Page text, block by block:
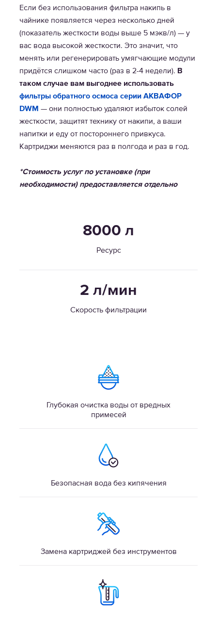
Если без использования фильтра накипь в
чайнике появляется через несколько дней
(показатель жесткости воды выше 5 мэкв/л) — у
вас вода высокой жесткости. Это значит, что
менять или регенерировать умягчающие модули
придётся слишком часто (раз в 2-4 недели). В
таком случае вам выгоднее использовать
фильтры обратного осмоса серии АКВАФОР
DWM — они полностью удаляют избыток солей
жесткости, защитят технику от накипи, а ваши
напитки и еду от постороннего привкуса.
Картриджи меняются раз в полгода и раз в год.
*Стоимость услуг по установке (при
необходимости) предоставляется отдельно
8000 л
Ресурс
2 л/мин
Скорость фильтрации
Глубокая очистка воды от вредных
примесей
Безопасная вода без кипячения
Замена картриджей без инструментов